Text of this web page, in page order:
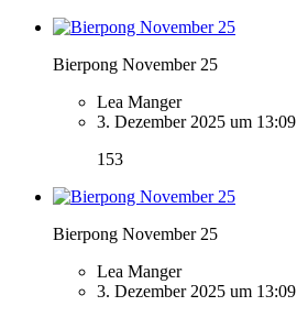
Bierpong November 25
Lea Manger
3. Dezember 2025 um 13:09
153
Bierpong November 25
Lea Manger
3. Dezember 2025 um 13:09